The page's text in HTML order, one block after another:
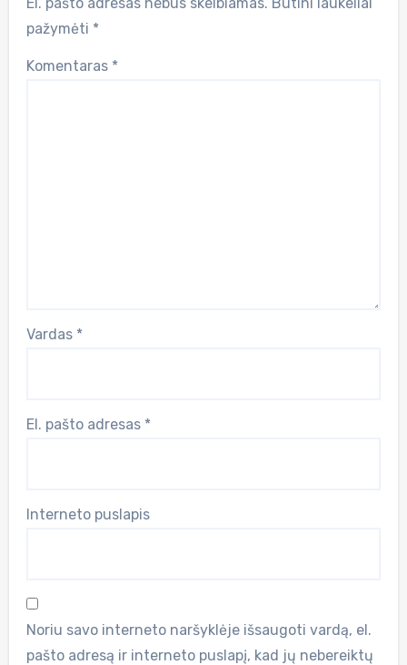
pažymėti *
Komentaras *
Vardas *
El. pašto adresas *
Interneto puslapis
Noriu savo interneto naršyklėje išsaugoti vardą, el.
pašto adresą ir interneto puslapį, kad jų nebereiktų